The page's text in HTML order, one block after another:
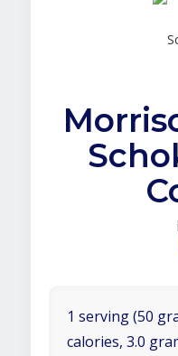
1 serving (50
calories, 3.0